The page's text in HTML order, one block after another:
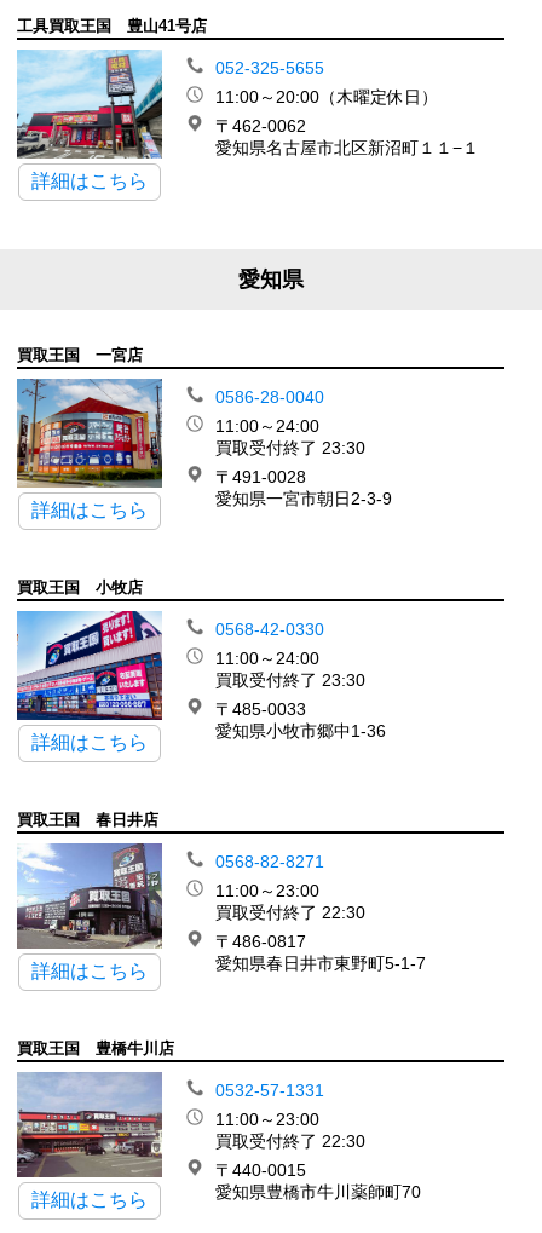
工具買取王国 豊山41号店
詳細はこちら
052-325-5655
11:00～20:00（木曜定休日）
〒462-0062
愛知県名古屋市北区新沼町１１−１
愛知県
買取王国 一宮店
詳細はこちら
0586-28-0040
11:00～24:00
買取受付終了 23:30
〒491-0028
愛知県一宮市朝日2-3-9
買取王国 小牧店
詳細はこちら
0568-42-0330
11:00～24:00
買取受付終了 23:30
〒485-0033
愛知県小牧市郷中1-36
買取王国 春日井店
詳細はこちら
0568-82-8271
11:00～23:00
買取受付終了 22:30
〒486-0817
愛知県春日井市東野町5-1-7
買取王国 豊橋牛川店
詳細はこちら
0532-57-1331
11:00～23:00
買取受付終了 22:30
〒440-0015
愛知県豊橋市牛川薬師町70